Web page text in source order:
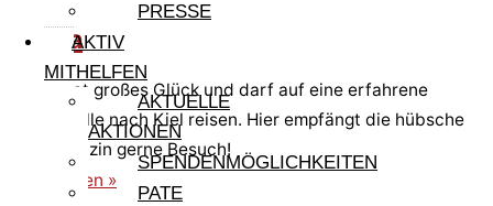
PRESSE
AKTIV
MITHELFEN
AKTUELLE
AKTIONEN
SPENDENMÖGLICHKEITEN
PATE
Lidina
Lidina hat großes Glück und darf auf eine erfahrene
Pflegestelle nach Kiel reisen. Hier empfängt die hübsche
Glückskätzin gerne Besuch!
weiterlesen »